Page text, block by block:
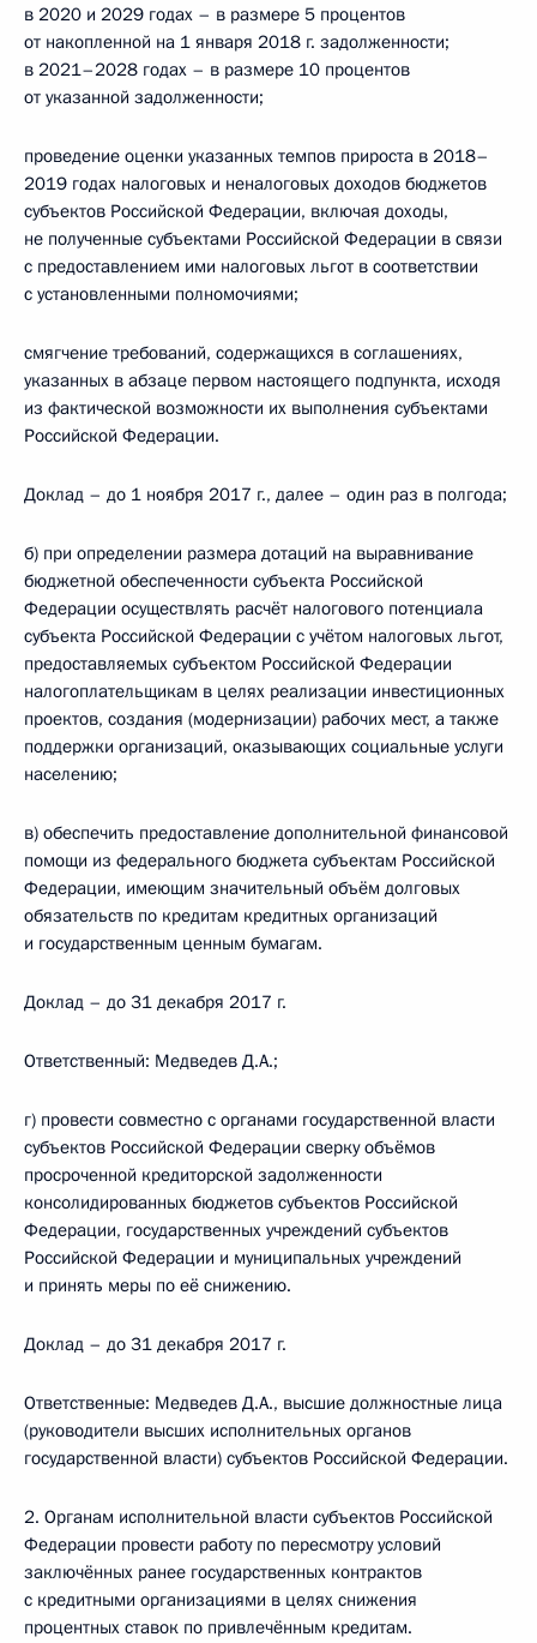
в 2020 и 2029 годах – в размере 5 процентов
от накопленной на 1 января 2018 г. задолженности;
в 2021–2028 годах – в размере 10 процентов
от указанной задолженности;
проведение оценки указанных темпов прироста в 2018–
2019 годах налоговых и неналоговых доходов бюджетов
субъектов Российской Федерации, включая доходы,
не полученные субъектами Российской Федерации в связи
с предоставлением ими налоговых льгот в соответствии
с установленными полномочиями;
смягчение требований, содержащихся в соглашениях,
указанных в абзаце первом настоящего подпункта, исходя
из фактической возможности их выполнения субъектами
Российской Федерации.
Доклад – до 1 ноября 2017 г., далее – один раз в полгода;
б) при определении размера дотаций на выравнивание
бюджетной обеспеченности субъекта Российской
Федерации осуществлять расчёт налогового потенциала
субъекта Российской Федерации с учётом налоговых льгот,
предоставляемых субъектом Российской Федерации
налогоплательщикам в целях реализации инвестиционных
проектов, создания (модернизации) рабочих мест, а также
поддержки организаций, оказывающих социальные услуги
населению;
в) обеспечить предоставление дополнительной финансовой
помощи из федерального бюджета субъектам Российской
Федерации, имеющим значительный объём долговых
обязательств по кредитам кредитных организаций
и государственным ценным бумагам.
Доклад – до 31 декабря 2017 г.
Ответственный: Медведев Д.А.;
г) провести совместно с органами государственной власти
субъектов Российской Федерации сверку объёмов
просроченной кредиторской задолженности
консолидированных бюджетов субъектов Российской
Федерации, государственных учреждений субъектов
Российской Федерации и муниципальных учреждений
и принять меры по её снижению.
Доклад – до 31 декабря 2017 г.
Ответственные: Медведев Д.А., высшие должностные лица
(руководители высших исполнительных органов
государственной власти) субъектов Российской Федерации.
2. Органам исполнительной власти субъектов Российской
Федерации провести работу по пересмотру условий
заключённых ранее государственных контрактов
с кредитными организациями в целях снижения
процентных ставок по привлечённым кредитам.